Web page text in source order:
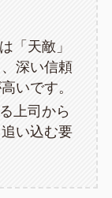
「天敵」
深い信頼
いです。
上司から
い込む要